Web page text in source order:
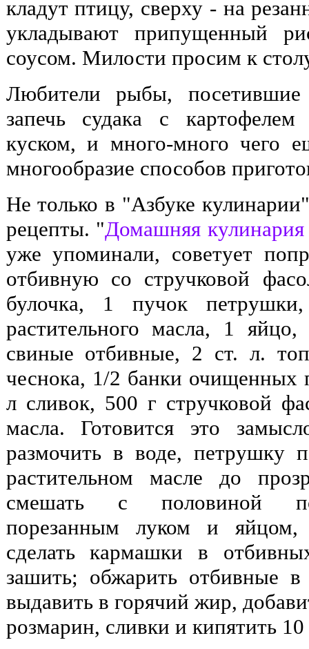
кладут птицу, сверху - на
укладывают припущенный
соусом. Милости просим к
Любители рыбы,
запечь судака с
куском, и много-много чего
многообразие способов
Не только в "Азбуке
рецепты. "Домашняя
уже упоминали, советует
отбивную со стручковой
булочка, 1 пучок
растительного масла, 1
свиные отбивные, 2 ст. л.
чеснока, 1/2 банки очищенных
л сливок, 500 г стручковой
масла. Готовится это
размочить в воде, петрушку
растительном масле до
смешать с половиной
порезанным луком и яйцом,
сделать кармашки в
зашить; обжарить отбивные
выдавить в горячий жир,
розмарин, сливки и кипятить